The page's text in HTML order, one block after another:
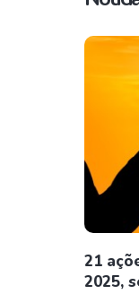
21
2025,